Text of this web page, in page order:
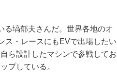
塙郁夫さんだ。世界各地のオ
ス・レースにもEVで出場したい
ら設計したマシンで参戦してお
プしている。